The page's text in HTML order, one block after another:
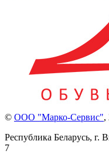
© ООО "Марко-Сервис",
Республика Беларусь, г.
7